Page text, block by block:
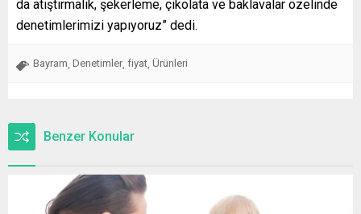
da atıştırmalık, şekerleme, çikolata ve baklavalar özelinde
denetimlerimizi yapıyoruz” dedi.
Bayram Denetimler fiyat Ürünleri
Benzer Konular